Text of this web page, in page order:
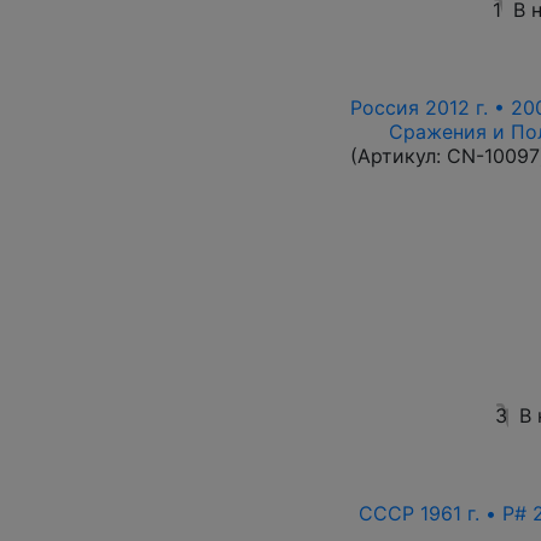
1 В
Россия 2012 г. •
Сражения и
(Артикул: CN-10097
3 В
СССР 1961 г. • P#